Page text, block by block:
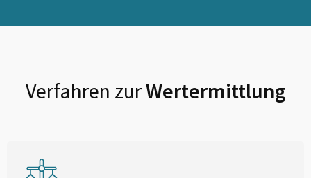
Verfahren zurWertermittlung